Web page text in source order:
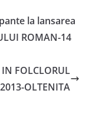
la lansarea
ROMAN-14
FOLCLORUL
OLTENITA